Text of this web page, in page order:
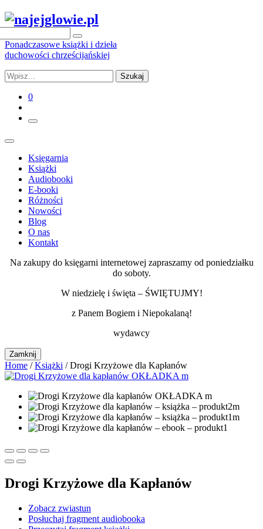
Ponadczasowe książki i dzieła
duchowości chrześcijańskiej
Szukaj
0
Księgarnia
Książki
Audiobooki
E-booki
Różności
Nowości
Blog
O nas
Kontakt
Na zakupy do księgarni internetowej zapraszamy od poniedziałku
do soboty.
W niedzielę i święta – ŚWIĘTUJMY!
z Panem Bogiem i Niepokalaną!
wydawcy
Zamknij
Home /Książki / Drogi Krzyżowe dla Kapłanów
Drogi Krzyżowe dla Kapłanów
Zobacz zwiastun
Posłuchaj fragment audiobooka